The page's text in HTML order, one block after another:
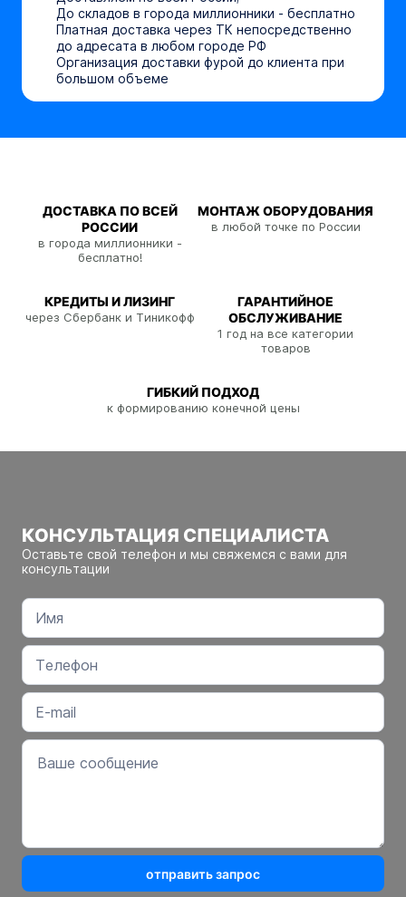
До складов в города миллионники - бесплатно
Платная доставка через ТК непосредственно
до адресата в любом городе РФ
Организация доставки фурой до клиента при
большом объеме
ДОСТАВКА ПО ВСЕЙ
РОССИИ
в города миллионники -
бесплатно!
МОНТАЖ ОБОРУДОВАНИЯ
в любой точке по России
КРЕДИТЫ И ЛИЗИНГ
через Сбербанк и Тиникофф
ГАРАНТИЙНОЕ
ОБСЛУЖИВАНИЕ
1 год на все категории
товаров
ГИБКИЙ ПОДХОД
к формированию конечной цены
КОНСУЛЬТАЦИЯ СПЕЦИАЛИСТА
Оставьте свой телефон и мы свяжемся с вами для
консультации
отправить запрос